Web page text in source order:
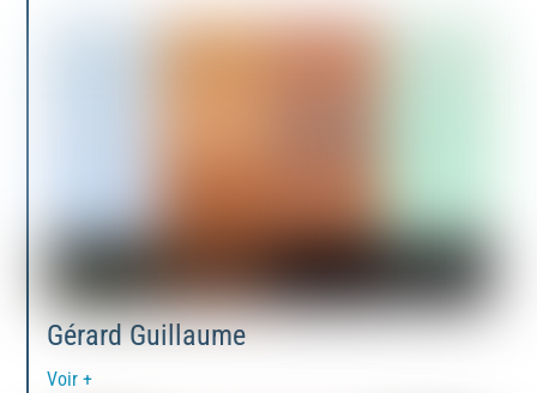
Gérard Guillaume
Voir +